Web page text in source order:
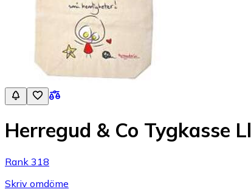
Herregud & Co Tygkasse Ll
Rank 318
Skriv omdöme